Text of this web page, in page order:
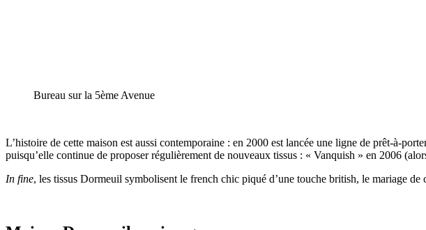
Bureau sur la 5ème Avenue
L’histoire de cette maison est aussi contemporaine : en 2000 est lancée une ligne de prêt-à-
puisqu’elle continue de proposer régulièrement de nouveaux tissus : « Vanquish » en 2006
In fine, les tissus Dormeuil symbolisent le french chic piqué d’une touche british, le mariage de